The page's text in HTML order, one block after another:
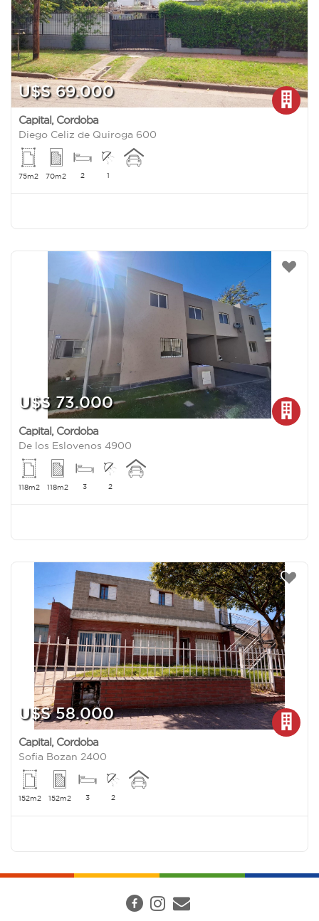
U$S 69.000
Capital, Cordoba
Diego Celiz de Quiroga 600
75m2 70m2 2 1
U$S 73.000
Capital, Cordoba
De los Eslovenos 4900
118m2 118m2 3 2
U$S 58.000
Capital, Cordoba
Sofia Bozan 2400
152m2 152m2 3 2